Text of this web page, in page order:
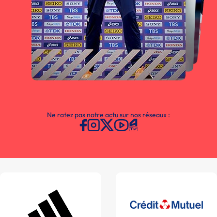
Ne ratez pas notre actu sur nos réseaux :